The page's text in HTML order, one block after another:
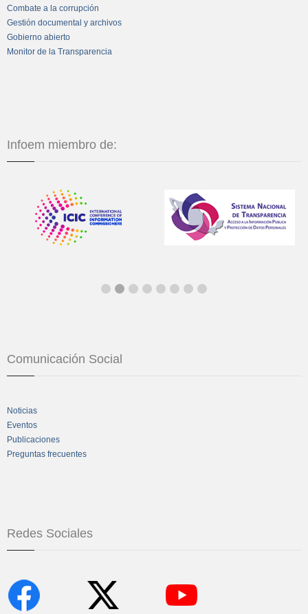
Combate a la corrupción
Gestión documental y archivos
Gobierno abierto
Monitor de la Transparencia
Infoem miembro de:
Comunicación Social
Noticias
Eventos
Publicaciones
Preguntas frecuentes
Redes Sociales